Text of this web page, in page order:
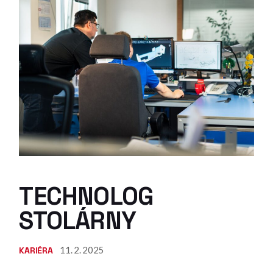
TECHNOLOG
STOLÁRNY
KARIÉRA 11. 2. 2025